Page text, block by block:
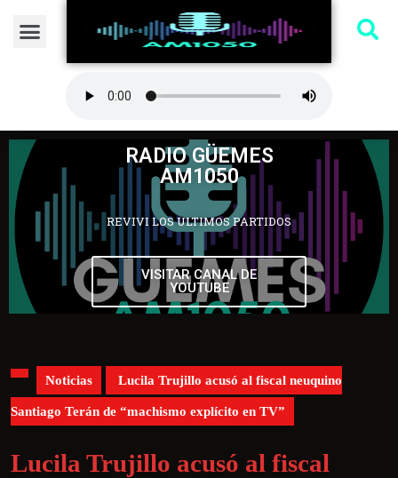
RADIO GÜEMES
AM1050
REVIVI LOS ULTIMOS PARTIDOS
VISITAR CANAL DE
YOUTUBE
Noticias Lucila Trujillo acusó al fiscal neuquino
Santiago Terán de “machismo explícito en TV”
Lucila Trujillo acusó al fiscal